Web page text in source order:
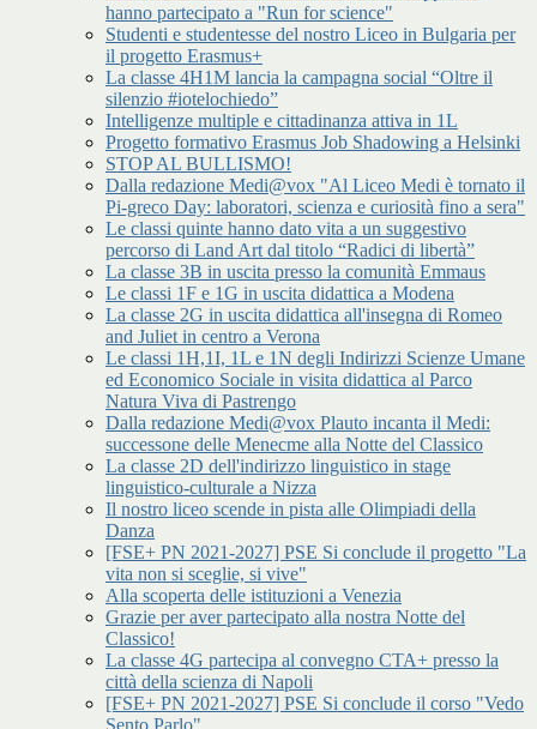
hanno partecipato a "Run for science"
Studenti e studentesse del nostro Liceo in Bulgaria per
il progetto Erasmus+
La classe 4H1M lancia la campagna social “Oltre il
silenzio #iotelochiedo”
Intelligenze multiple e cittadinanza attiva in 1L
Progetto formativo Erasmus Job Shadowing a Helsinki
STOP AL BULLISMO!
Dalla redazione Medi@vox "Al Liceo Medi è tornato il
Pi-greco Day: laboratori, scienza e curiosità fino a sera"
Le classi quinte hanno dato vita a un suggestivo
percorso di Land Art dal titolo “Radici di libertà”
La classe 3B in uscita presso la comunità Emmaus
Le classi 1F e 1G in uscita didattica a Modena
La classe 2G in uscita didattica all'insegna di Romeo
and Juliet in centro a Verona
Le classi 1H,1I, 1L e 1N degli Indirizzi Scienze Umane
ed Economico Sociale in visita didattica al Parco
Natura Viva di Pastrengo
Dalla redazione Medi@vox Plauto incanta il Medi:
successone delle Menecme alla Notte del Classico
La classe 2D dell'indirizzo linguistico in stage
linguistico-culturale a Nizza
Il nostro liceo scende in pista alle Olimpiadi della
Danza
[FSE+ PN 2021-2027] PSE Si conclude il progetto "La
vita non si sceglie, si vive"
Alla scoperta delle istituzioni a Venezia
Grazie per aver partecipato alla nostra Notte del
Classico!
La classe 4G partecipa al convegno CTA+ presso la
città della scienza di Napoli
[FSE+ PN 2021-2027] PSE Si conclude il corso "Vedo